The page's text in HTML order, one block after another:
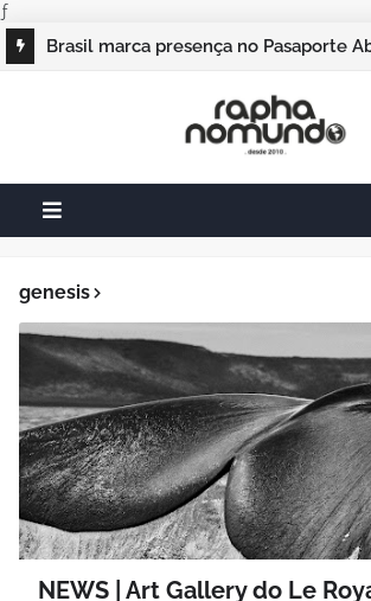
ƒ
Brasil marca presença no Pasaporte
genesis
NEWS | Art Gallery do Le